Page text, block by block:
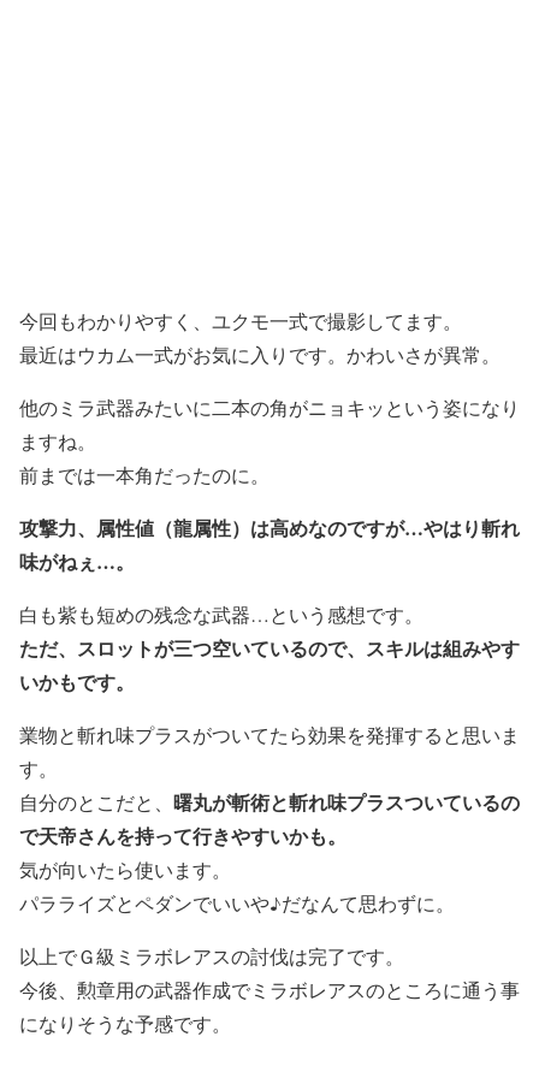
今回もわかりやすく、ユクモ一式で撮影してます。
最近はウカム一式がお気に入りです。かわいさが異常。
他のミラ武器みたいに二本の角がニョキッという姿になり
ますね。
前までは一本角だったのに。
攻撃力、属性値（龍属性）は高めなのですが…やはり斬れ
味がねぇ…。
白も紫も短めの残念な武器…という感想です。
ただ、スロットが三つ空いているので、スキルは組みやす
いかもです。
業物と斬れ味プラスがついてたら効果を発揮すると思いま
す。
自分のとこだと、 曙丸が斬術と斬れ味プラスついているの
で天帝さんを持って行きやすいかも。
気が向いたら使います。
パラライズとペダンでいいや♪だなんて思わずに。
以上でＧ級ミラボレアスの討伐は完了です。
今後、勲章用の武器作成でミラボレアスのところに通う事
になりそうな予感です。